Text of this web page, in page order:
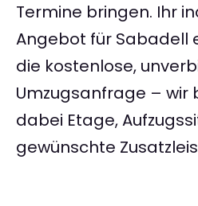
Termine bringen. Ihr
Angebot für Sabadell
die kostenlose,
Umzugsanfrage – wir
dabei Etage,
gewünschte